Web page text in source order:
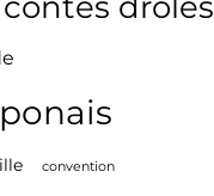
convention